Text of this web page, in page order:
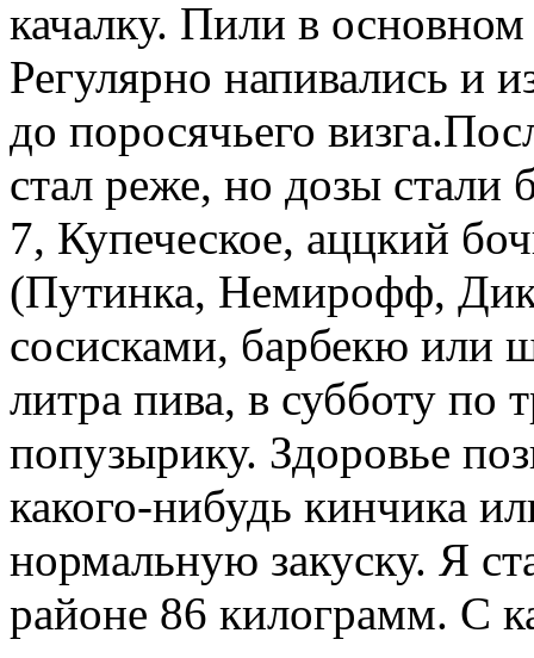
качалку. Пили в
Регулярно напивались и
до поросячьего
стал реже, но дозы
7, Купеческое, аццкий
(Путинка, Немирофф,
сосисками, барбекю или
литра пива, в субботу по
попузырику. Здоровье
какого-нибудь кинчика
нормальную закуску. Я
районе 86 килограмм. С